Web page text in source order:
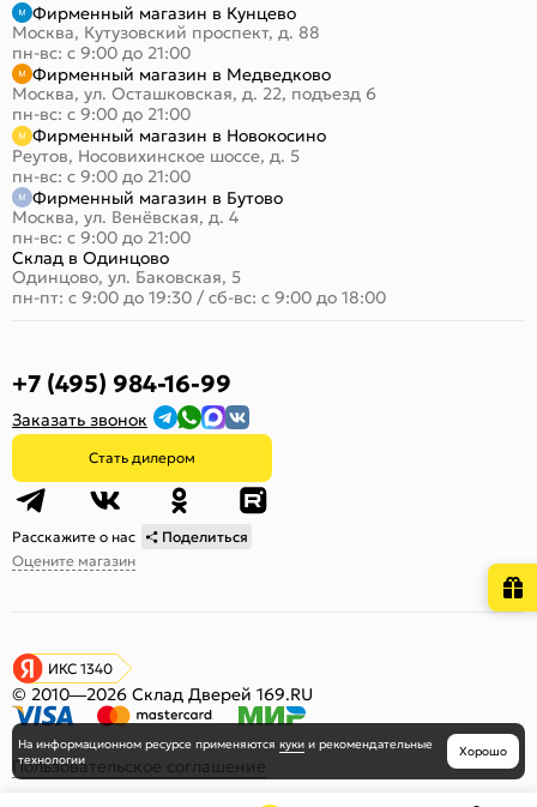
Фирменный магазин в Кунцево
Москва, Кутузовский проспект, д. 88
пн-вс: с 9:00 до 21:00
Фирменный магазин в Медведково
Москва, ул. Осташковская, д. 22, подъезд 6
пн-вс: с 9:00 до 21:00
Фирменный магазин в Новокосино
Реутов, Носовихинское шоссе, д. 5
пн-вс: с 9:00 до 21:00
Фирменный магазин в Бутово
Москва, ул. Венёвская, д. 4
пн-вс: с 9:00 до 21:00
Склад в Одинцово
Одинцово, ул. Баковская, 5
пн-пт: с 9:00 до 19:30 / сб-вс: с 9:00 до 18:00
+7 (495) 984-16-99
Заказать звонок
Стать дилером
Расскажите о нас
Поделиться
Оцените магазин
ИКС 1340
© 2010—2026 Склад Дверей 169.RU
Пользовательское соглашение
Политика обработки персональных данных
На информационном ресурсе применяются куки и рекомендательные
технологии
Хорошо